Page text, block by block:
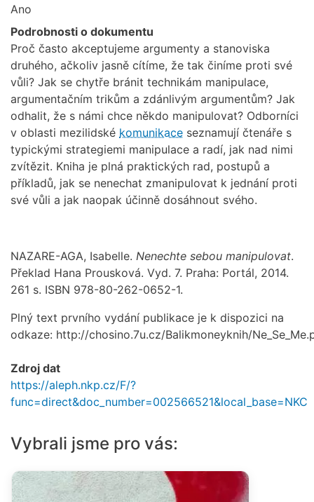
Ano
Podrobnosti o dokumentu
Proč často akceptujeme argumenty a stanoviska
druhého, ačkoliv jasně cítíme, že tak činíme proti své
vůli? Jak se chytře bránit technikám manipulace,
argumentačním trikům a zdánlivým argumentům? Jak
odhalit, že s námi chce někdo manipulovat? Odborníci
v oblasti mezilidské komunikace seznamují čtenáře s
typickými strategiemi manipulace a radí, jak nad nimi
zvítězit. Kniha je plná praktických rad, postupů a
příkladů, jak se nenechat zmanipulovat k jednání proti
své vůli a jak naopak účinně dosáhnout svého.
NAZARE-AGA, Isabelle. Nenechte sebou manipulovat.
Překlad Hana Prousková. Vyd. 7. Praha: Portál, 2014.
261 s. ISBN 978-80-262-0652-1.
Plný text prvního vydání publikace je k dispozici na
odkaze: http://chosino.7u.cz/Balikmoneyknih/
Zdroj dat
https://aleph.nkp.cz/F/?
func=direct&doc_number=002566521&local_base=NKC
Vybrali jsme pro vás: